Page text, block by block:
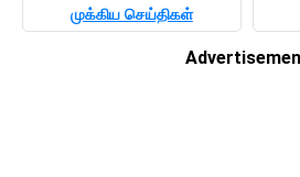
முக்கிய செய்திகள்